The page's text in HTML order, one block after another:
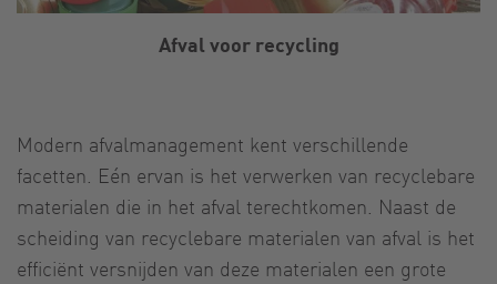
Modern afvalmanagement kent verschillende
facetten. Eén ervan is het verwerken van recyclebare
materialen die in het afval terechtkomen. Naast de
scheiding van recyclebare materialen van afval is het
efficiënt versnijden van deze materialen een grote
Afval voor recycling